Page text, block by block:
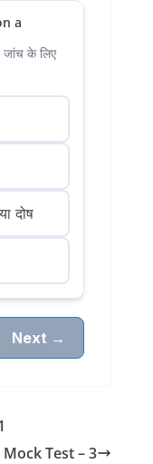
a
जांच के लिए
दोष
Next →
Test – 3